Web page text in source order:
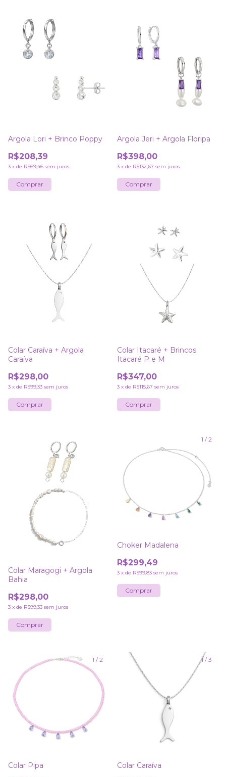
Argola Lori + Brinco Poppy
R$208,39
3 x de R$69,46 sem juros
Argola Jeri + Argola Floripa
R$398,00
3 x de R$132,67 sem juros
Colar Caraíva + Argola
Caraíva
R$298,00
3 x de R$99,33 sem juros
Colar Itacaré + Brincos
Itacaré P e M
R$347,00
3 x de R$115,67 sem juros
Colar Maragogi + Argola
Bahia
R$298,00
3 x de R$99,33 sem juros
1 /2
Choker Madalena
R$299,49
3 x de R$99,83 sem juros
1 /2
Colar Pipa
1/3
Colar Caraíva